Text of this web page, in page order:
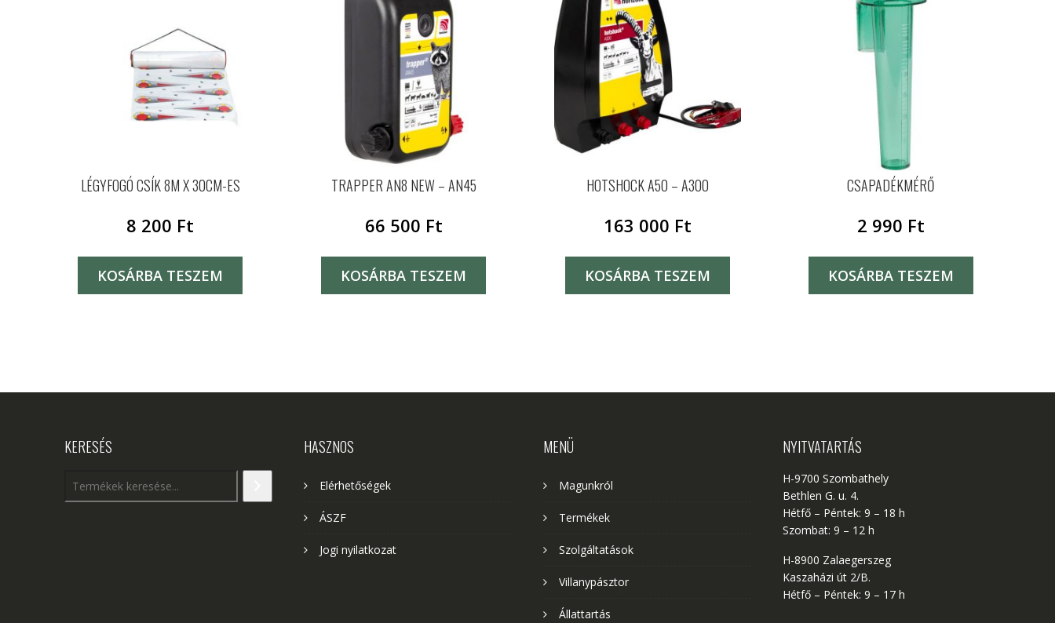
LÉGYFOGÓ CSÍK 8M X 30CM-ES
8 200 Ft
KOSÁRBA TESZEM
TRAPPER AN8 NEW – AN45
66 500 Ft
KOSÁRBA TESZEM
HOTSHOCK A50 – A300
163 000 Ft
KOSÁRBA TESZEM
CSAPADÉKMÉRŐ
2 990 Ft
KOSÁRBA TESZEM
KERESÉS HASZNOS
Elérhetőségek
ÁSZF
Jogi nyilatkozat
MENÜ
Magunkról
Termékek
Szolgáltatások
Villanypásztor
Állattartás
NYITVATARTÁS
H-9700 Szombathely
Bethlen G. u. 4.
Hétfő – Péntek: 9 – 18 h
Szombat: 9 – 12 h
H-8900 Zalaegerszeg
Kaszaházi út 2/B.
Hétfő – Péntek: 9 – 17 h